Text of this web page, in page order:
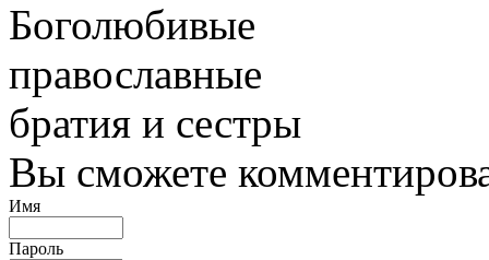
Боголюбивые
православные
братия и сестры
Вы сможете
Имя
Пароль